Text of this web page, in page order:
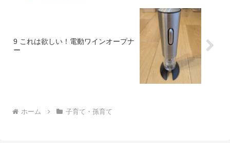
9 これは欲しい！電動ワインオープナ
ー
ホーム 子育て・孫育て